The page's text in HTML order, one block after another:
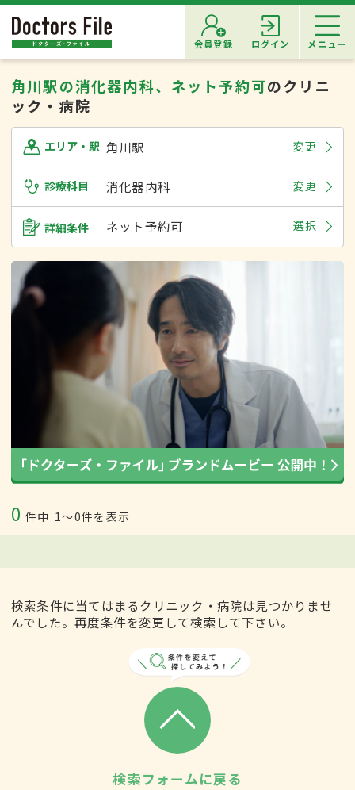
会員登録 ログイン メニュー
角川駅の消化器内科、ネット予約可のクリニ
ック・病院
エリア・駅 角川駅 変更
診療科目 消化器内科 変更
詳細条件 ネット予約可 選択
0 件中 1〜0件を表示
検索条件に当てはまるクリニック・病院は見つかりませ
んでした。再度条件を変更して検索して下さい。
検索フォームに戻る